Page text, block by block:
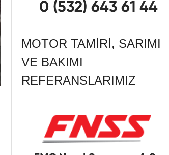
MOTOR TAMIRI, SARIMI
VE BAKIMI
REFERANSLARIMIZ